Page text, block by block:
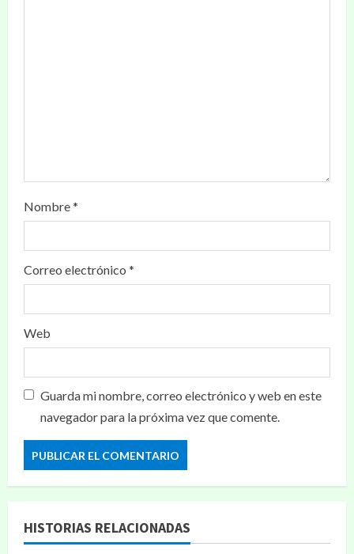
Nombre*
Correo electrónico *
Web
Guarda mi nombre, correo electrónico y web en este
navegador para la próxima vez que comente.
HISTORIAS RELACIONADAS